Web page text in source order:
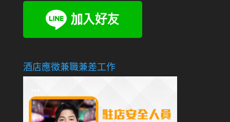
酒店應徵兼職兼差工作